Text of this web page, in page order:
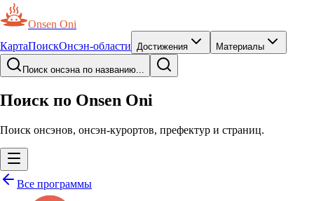
Onsen Oni
КартаПоискОнсэн-области Достижения Материалы
Поиск онсэна по названию...
Поиск по Onsen Oni
Поиск онсэнов, онсэн-курортов, префектур и страниц.
Все программы